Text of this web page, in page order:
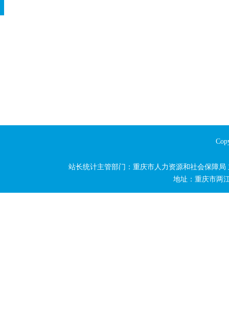
站长统计主管部门：重庆市人力资源和社会保障
地址：重庆市两